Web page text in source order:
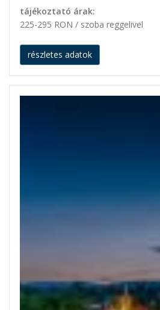
tájékoztató árak:
225-295 RON / szoba reggelivel
részletes adatok